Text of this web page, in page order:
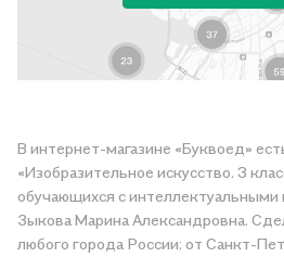
В интернет-магазине «Буквоед»
«Изобразительное искусство. 3
обучающихся с интеллектуальными
Зыкова Марина Александровна.
любого города России: от Санкт-